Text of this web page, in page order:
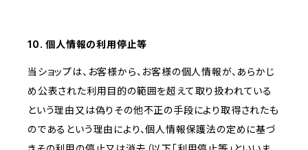
10. 個人情報の利用停止等
当ショップは、お客様から、お客様の個人情報が、あらかじ
め公表された利用目的の範囲を超えて取り扱われている
という理由又は偽りその他不正の手段により取得されたも
のであるという理由により、個人情報保護法の定めに基づ